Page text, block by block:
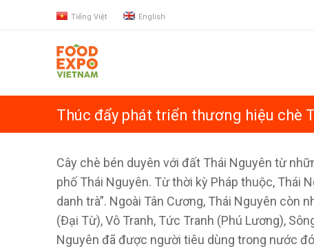
Tiếng Việt English
Thúc đẩy phát triển thương hiệu chè
Cây chè bén duyên với đất Thái Nguyên từ
phố Thái Nguyên. Từ thời kỳ Pháp thuộc, Thái
danh trà”. Ngoài Tân Cương, Thái Nguyên còn
(Đại Từ), Vô Tranh, Tức Tranh (Phú Lương),
Nguyên đã được người tiêu dùng trong nước